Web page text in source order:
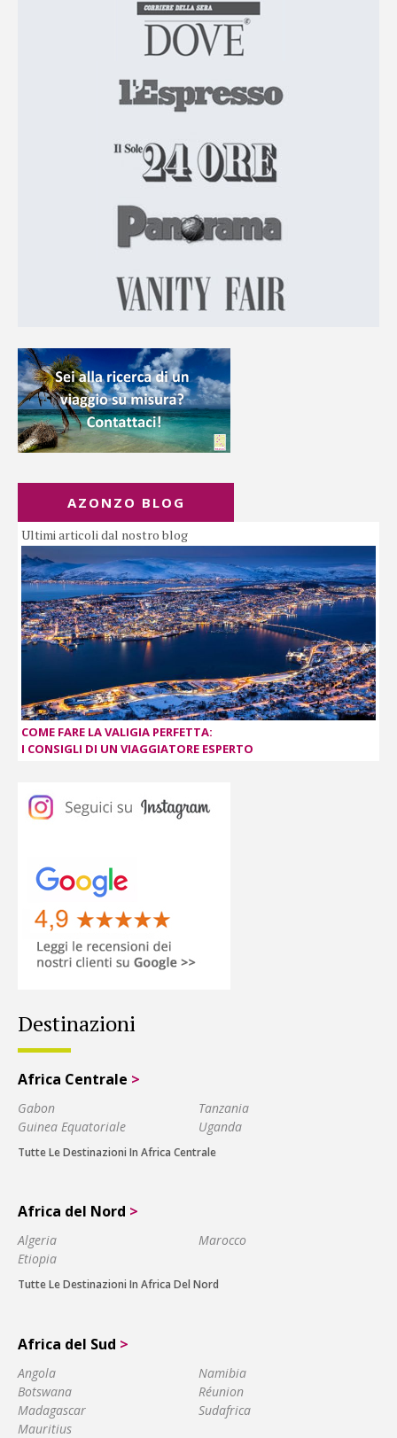
AZONZO BLOG
Ultimi articoli dal nostro blog
COME FARE LA VALIGIA PERFETTA:
I CONSIGLI DI UN VIAGGIATORE ESPERTO
Destinazioni
Africa Centrale >
Gabon
Guinea Equatoriale
Tanzania
Uganda
Tutte Le Destinazioni In Africa Centrale
Africa del Nord >
Algeria
Etiopia
Marocco
Tutte Le Destinazioni In Africa Del Nord
Africa del Sud >
Angola
Botswana
Madagascar
Mauritius
Namibia
Réunion
Sudafrica